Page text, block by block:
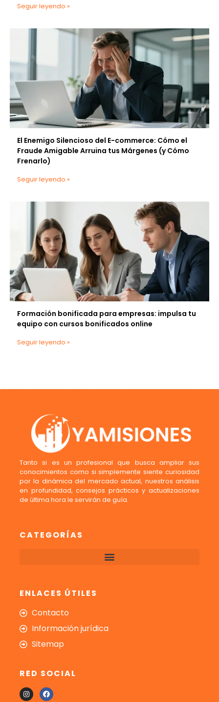
Seguir leyendo »
El Enemigo Silencioso del E-commerce: Cómo el
Fraude Amigable Arruina tus Márgenes (y Cómo
Frenarlo)
Seguir leyendo »
Formación bonificada para empresas: impulsa tu
equipo con cursos bonificados online
Seguir leyendo »
Tanto si es un profesional que busca ampliar sus
conocimientos como si simplemente siente curiosidad
por la dinámica del mercado actual, nuestros análisis
en profundidad, consejos prácticos y actualizaciones
de última hora le servirán de guía.
CATEGORÍAS
ENLACES ÚTILES
Contacto
Información jurídica
Sitemap
RED SOCIAL